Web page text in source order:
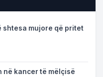
shtesa mujore që pritet
në kancer të mëlçisë